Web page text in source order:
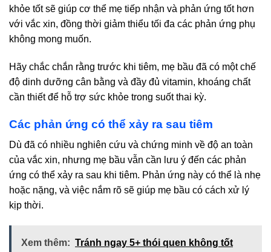
khỏe tốt sẽ giúp cơ thể mẹ tiếp nhận và phản ứng tốt hơn
với vắc xin, đồng thời giảm thiểu tối đa các phản ứng phụ
không mong muốn.
Hãy chắc chắn rằng trước khi tiêm, mẹ bầu đã có một chế
độ dinh dưỡng cân bằng và đầy đủ vitamin, khoáng chất
cần thiết để hỗ trợ sức khỏe trong suốt thai kỳ.
Các phản ứng có thể xảy ra sau tiêm
Dù đã có nhiều nghiên cứu và chứng minh về độ an toàn
của vắc xin, nhưng mẹ bầu vẫn cần lưu ý đến các phản
ứng có thể xảy ra sau khi tiêm. Phản ứng này có thể là nhẹ
hoặc nặng, và việc nắm rõ sẽ giúp mẹ bầu có cách xử lý
kịp thời.
Xem thêm: Tránh ngay 5+ thói quen không tốt